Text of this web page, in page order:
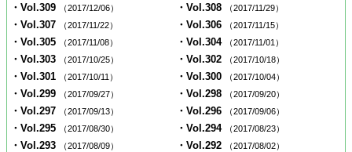
・Vol.309 （2017/12/06） ・Vol.308 （2017/11/29）
・Vol.307 （2017/11/22） ・Vol.306 （2017/11/15）
・Vol.305 （2017/11/08） ・Vol.304 （2017/11/01）
・Vol.303 （2017/10/25） ・Vol.302 （2017/10/18）
・Vol.301 （2017/10/11） ・Vol.300 （2017/10/04）
・Vol.299 （2017/09/27） ・Vol.298 （2017/09/20）
・Vol.297 （2017/09/13） ・Vol.296 （2017/09/06）
・Vol.295 （2017/08/30） ・Vol.294 （2017/08/23）
・Vol.293 （2017/08/09） ・Vol.292 （2017/08/02）